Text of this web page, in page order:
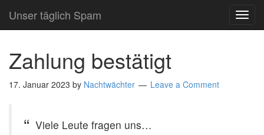
Unser täglich Spam
Zahlung bestätigt
17. Januar 2023 by Nachtwächter Leave a Comment
Viele Leute fragen uns…